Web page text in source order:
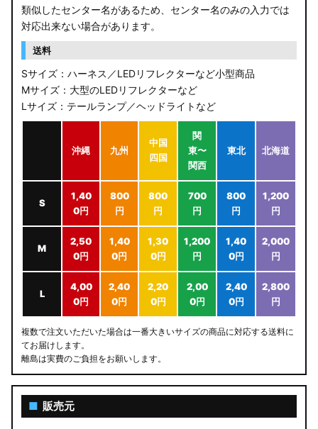
類似したセンター名があるため、センター名のみの入力では
対応出来ない場合があります。
送料
Sサイズ：ハーネス／LEDリフレクターなど小型商品
Mサイズ：大型のLEDリフレクターなど
Lサイズ：テールランプ／ヘッドライトなど
沖縄 九州
中国
四国
関
東〜
関西
東北 北海道
S
1,40
0円
800
円
800
円
700
円
800
円
1,200
円
M
2,50
0円
1,40
0円
1,30
0円
1,200
円
1,40
0円
2,000
円
L
4,00
0円
2,40
0円
2,20
0円
2,00
0円
2,40
0円
2,800
円
複数で注文いただいた場合は一番大きいサイズの商品に対応する送料に
てお届けします。
離島は実費のご負担をお願いします。
■ 販売元